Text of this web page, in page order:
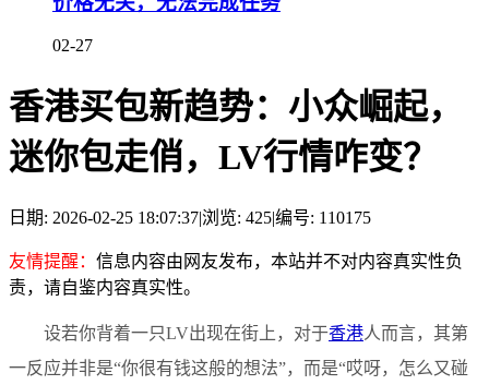
02-27
香港买包新趋势：小众崛起，
迷你包走俏，LV行情咋变？
日期: 2026-02-25 18:07:37|浏览: 425|编号: 110175
友情提醒： 信息内容由网友发布，本站并不对内容真实性负
责，请自鉴内容真实性。
设若你背着一只LV出现在街上，对于香港人而言，其第
一反应并非是“你很有钱这般的想法”，而是“哎呀，怎么又碰